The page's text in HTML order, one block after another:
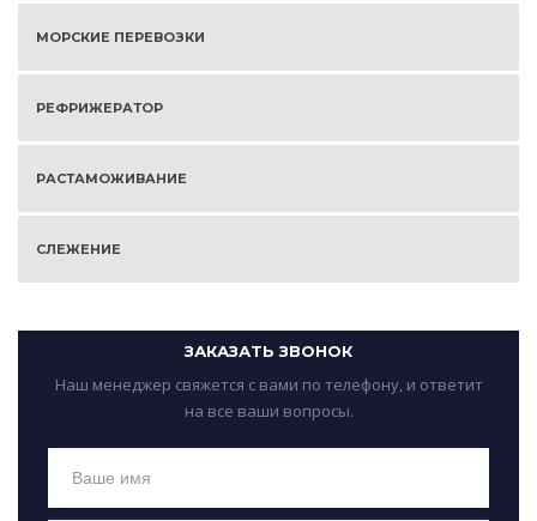
МОРСКИЕ ПЕРЕВОЗКИ
РЕФРИЖЕРАТОР
РАСТАМОЖИВАНИЕ
СЛЕЖЕНИЕ
ЗАКАЗАТЬ ЗВОНОК
Наш менеджер свяжется с вами по телефону, и ответит
на все ваши вопросы.